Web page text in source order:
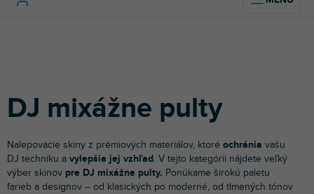
DJ mixážne pulty
Nalepovacie skiny z prémiových materiálov, ktoré ochránia vašu
DJ techniku a vylepšia jej vzhľad. V tejto kategórii nájdete veľký
výber skinov pre DJ mixážne pulty. Ponúkame širokú paletu
farieb a designov – od klasických po moderné, od tlmených tónov